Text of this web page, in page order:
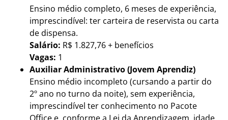
Ensino médio completo, 6 meses de experiência,
imprescindível: ter carteira de reservista ou carta
de dispensa.
Salário: R$ 1.827,76 + benefícios
Vagas: 1
Auxiliar Administrativo (Jovem Aprendiz)
Ensino médio incompleto (cursando a partir do
2º ano no turno da noite), sem experiência,
imprescindível ter conhecimento no Pacote